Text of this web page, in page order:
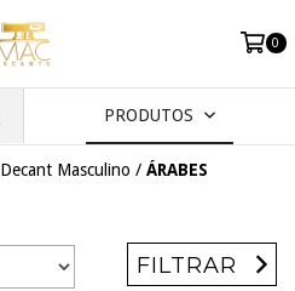
0
PRODUTOS
Decant Masculino / ÁRABES
FILTRAR